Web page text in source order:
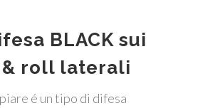
BLACK sui
roll laterali
é un tipo di difesa